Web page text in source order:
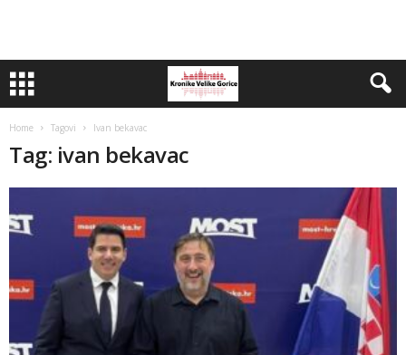
Home Tagovi Ivan bekavac
Tag: ivan bekavac